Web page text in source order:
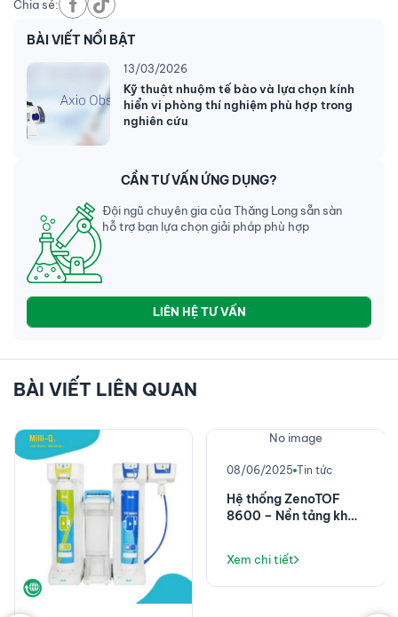
Chia sẻ:
BÀI VIẾT NỔI BẬT
13/03/2026
Kỹ thuật nhuộm tế bào và lựa chọn kính
hiển vi phòng thí nghiệm phù hợp trong
nghiên cứu
CẦN TƯ VẤN ỨNG DỤNG?
Đội ngũ chuyên gia của Thăng Long sẵn sàn
hỗ trợ bạn lựa chọn giải pháp phù hợp
LIÊN HỆ TƯ VẤN
BÀI VIẾT LIÊN QUAN
No image
08/06/2025 Tin tức
Hệ thống ZenoTOF
8600 – Nền tảng khối
độ nhạy đột phá
Xem chi tiết